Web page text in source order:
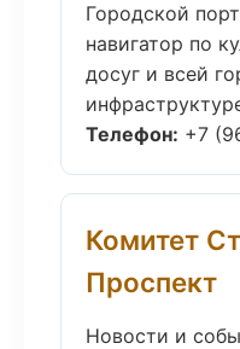
Городской
навигатор по
досуг и всей
Телефон: +7
Комитет
Проспект
Новости и